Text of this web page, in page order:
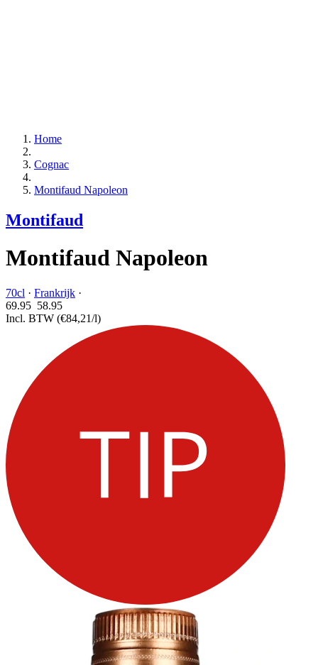
Home
Cognac
Montifaud Napoleon
Montifaud
Montifaud Napoleon
70cl · Frankrijk ·
69.95 58.95
Incl. BTW (€84,21/l)